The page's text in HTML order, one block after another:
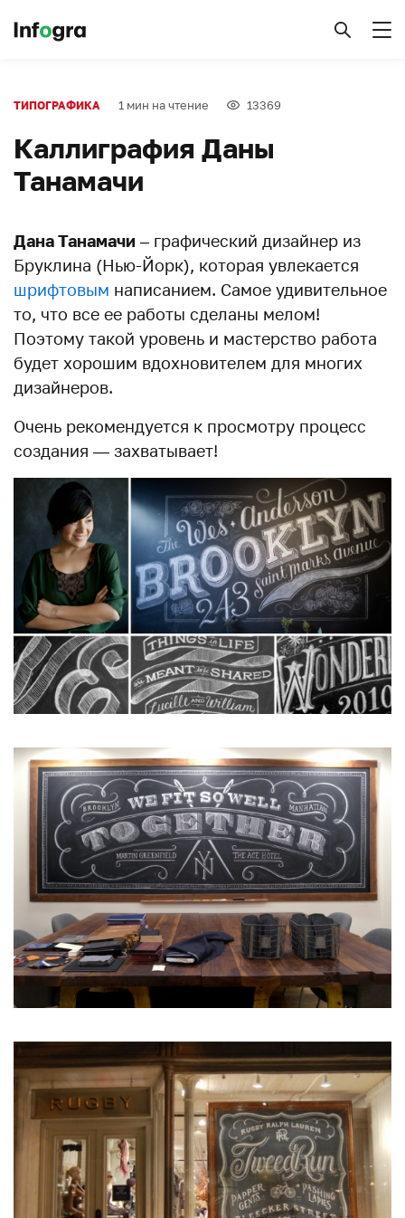
ТИПОГРАФИКА 1 мин на чтение 13369
Каллиграфия Даны
Танамачи
Дана Танамачи – графический дизайнер из
Бруклина (Нью-Йорк), которая увлекается
шрифтовым написанием. Самое удивительное
то, что все ее работы сделаны мелом!
Поэтому такой уровень и мастерство работа
будет хорошим вдохновителем для многих
дизайнеров.
Очень рекомендуется к просмотру процесс
создания — захватывает!